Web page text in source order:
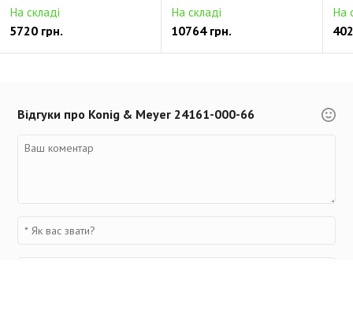
На складі
5720 грн.
На складі
10764 грн.
На
Відгуки про Konig & Meyer 24161-000-66